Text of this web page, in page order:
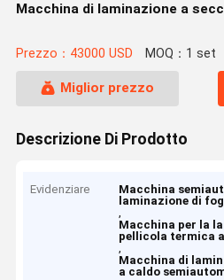
Macchina di laminazione a
Prezzo：43000 USD MOQ：1 set
Miglior prezzo
Descrizione Di Prodotto
Evidenziare
Macchina
laminazione di
,
Macchina per la
pellicola termica
,
Macchina di
a caldo